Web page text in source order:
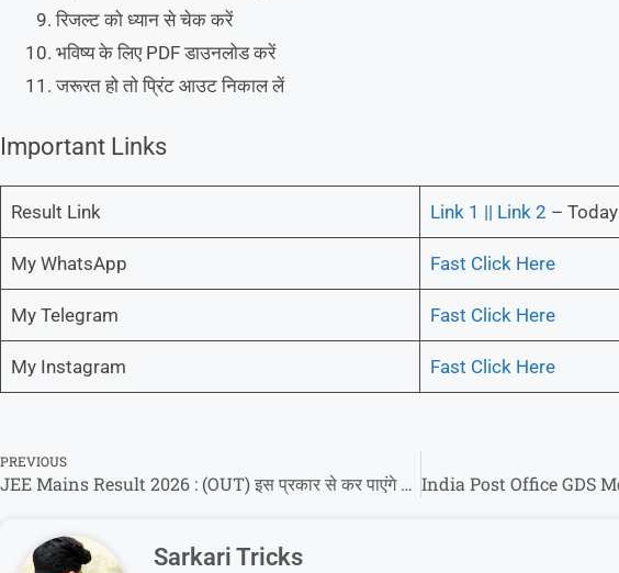
रिजल्ट को ध्यान से चेक करें
भविष्य के लिए PDF डाउनलोड करें
जरूरत हो तो प्रिंट आउट निकाल लें
Important Links
Result Link Link 1 || Link 2 – Today
My WhatsApp Fast Click Here
My Telegram Fast Click Here
My Instagram Fast Click Here
PREVIOUS
JEE Mains Result 2026 : (OUT) इस प्रकार से कर पाएंगे अपना रिजल्ट चेक!
Sarkari Tricks